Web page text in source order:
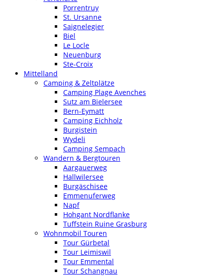
Porrentruy
St. Ursanne
Saignelegier
Biel
Le Locle
Neuenburg
Ste-Croix
Mittelland
Camping & Zeltplätze
Camping Plage Avenches
Sutz am Bielersee
Bern-Eymatt
Camping Eichholz
Burgistein
Wydeli
Camping Sempach
Wandern & Bergtouren
Aargauerweg
Hallwilersee
Burgäschisee
Emmenuferweg
Napf
Hohgant Nordflanke
Tuffstein Ruine Grasburg
Wohnmobil Touren
Tour Gürbetal
Tour Leimiswil
Tour Emmental
Tour Schangnau